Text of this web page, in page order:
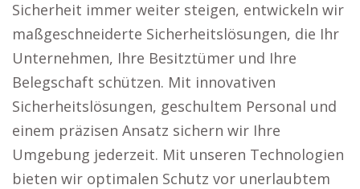
Sicherheit immer weiter steigen, entwickeln wir
maßgeschneiderte Sicherheitslösungen, die Ihr
Unternehmen, Ihre Besitztümer und Ihre
Belegschaft schützen. Mit innovativen
Sicherheitslösungen, geschultem Personal und
einem präzisen Ansatz sichern wir Ihre
Umgebung jederzeit. Mit unseren Technologien
bieten wir optimalen Schutz vor unerlaubtem